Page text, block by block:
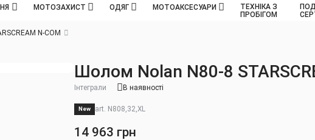
МОТОЗАХИСТ ОДЯГ МОТОАКСЕСУАРИ
ТЕХНІКА З
ПРОБІГОМ
N-COM
Шолом Nolan N80-8
Інтеграли В наявності
New art. N808,32,XL
14 963 грн